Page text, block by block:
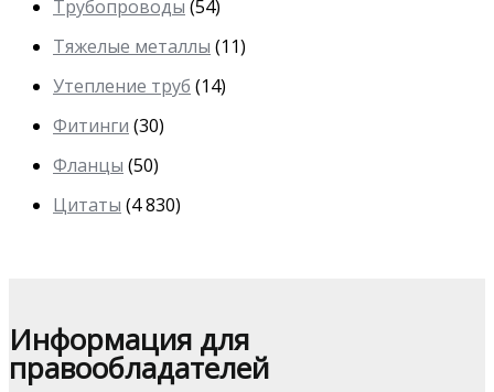
Трубопроводы (54)
Тяжелые металлы (11)
Утепление труб (14)
Фитинги (30)
Фланцы (50)
Цитаты (4 830)
Информация для
правообладателей